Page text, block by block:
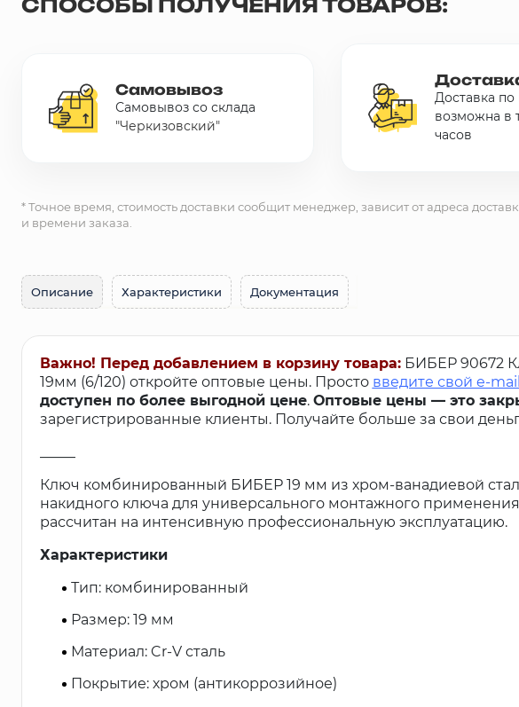
СПОСОБЫ ПОЛУЧЕНИЯ ТОВАРОВ:
Самовывоз
Самовывоз со склада
"Черкизовский"
Доставка
возможна в
часов
* Точное время, стоимость доставки сообщит менеджер, зависит от адреса
и времени заказа.
Описание Характеристики Документация
Важно! Перед добавлением в корзину товара: БИБЕР 90672
19мм (6/120) откройте оптовые цены. Просто введите свой e-
доступен по более выгодной цене. Оптовые цены — это
зарегистрированные клиенты. Получайте больше за свои
Ключ комбинированный БИБЕР 19 мм из хром-ванадиевой
накидного ключа для универсального монтажного
рассчитан на интенсивную профессиональную эксплуатацию.
Характеристики
Тип: комбинированный
Размер: 19 мм
Материал: Cr-V сталь
Покрытие: хром (антикоррозийное)